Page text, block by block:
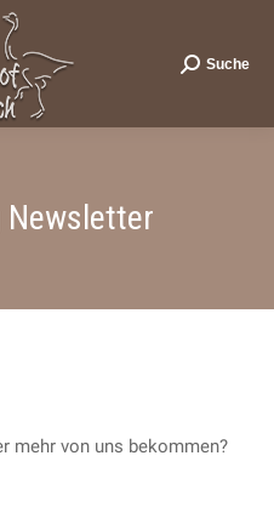
Search:
Suche
Newsletter
mehr von uns bekommen?